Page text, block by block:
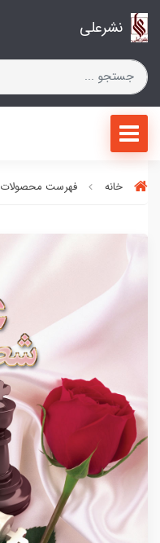
نشرعلی
خانه فهرست محصولات